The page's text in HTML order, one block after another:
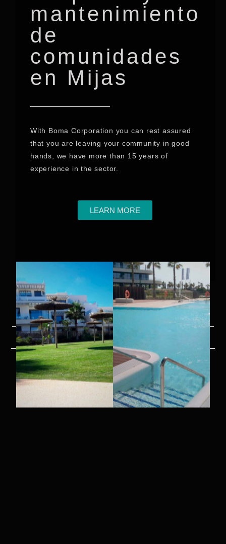
mantenimiento
de
comunidades
en Mijas
With Boma Corporation you can rest assured
that you are leaving your community in good
hands, we have more than 15 years of
experience in the sector.
LEARN MORE
WORKS DONE